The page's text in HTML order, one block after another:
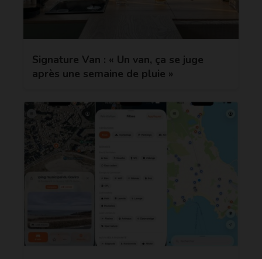
Signature Van : « Un van, ça se juge
après une semaine de pluie »